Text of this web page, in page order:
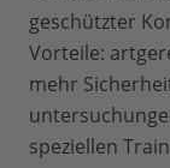
geschützter
Vorteile:
mehr
speziellen